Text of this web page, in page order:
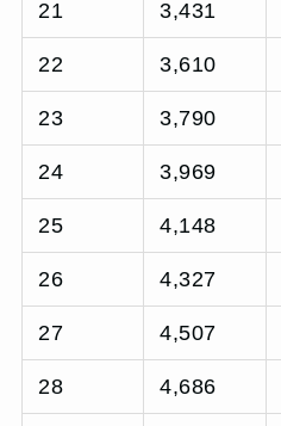
21 3,431
22 3,610
23 3,790
24 3,969
25 4,148
26 4,327
27 4,507
28 4,686